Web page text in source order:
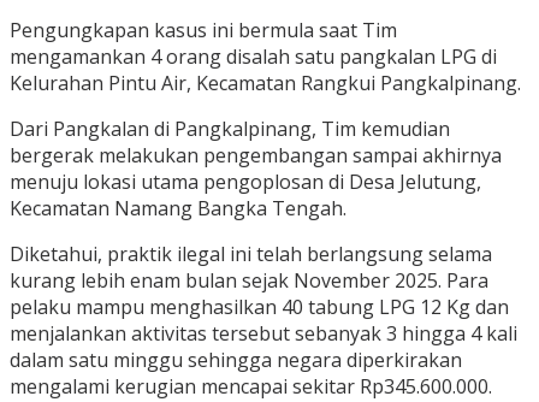
Pengungkapan kasus ini bermula saat Tim
mengamankan 4 orang disalah satu pangkalan LPG di
Kelurahan Pintu Air, Kecamatan Rangkui Pangkalpinang.
Dari Pangkalan di Pangkalpinang, Tim kemudian
bergerak melakukan pengembangan sampai akhirnya
menuju lokasi utama pengoplosan di Desa Jelutung,
Kecamatan Namang Bangka Tengah.
Diketahui, praktik ilegal ini telah berlangsung selama
kurang lebih enam bulan sejak November 2025. Para
pelaku mampu menghasilkan 40 tabung LPG 12 Kg dan
menjalankan aktivitas tersebut sebanyak 3 hingga 4 kali
dalam satu minggu sehingga negara diperkirakan
mengalami kerugian mencapai sekitar Rp345.600.000.